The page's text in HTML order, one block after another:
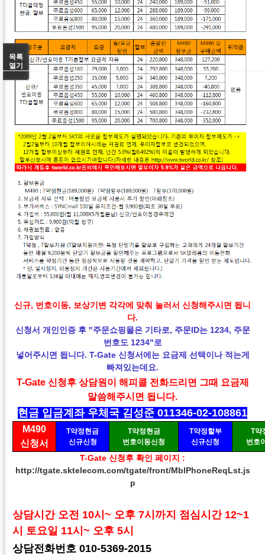
신규, 번호이동, 보상기변 각각에 맞춰 눌러서 신청해주시면 됩니
다.
신청서 개인인증 후 "주문쇼핑몰은 기타로, 주문ID는 1234, 주문
번호도 1234"로
넣어주시면 됩니다. T-Gate 신청서에는 요금제 선택이나 적는게
빠져있는데요.
T-Gate 신청후 상담원이 해피콜 전화드리면 그때 요금제
말씀해주시면 됩니다.
현금 입금계좌 우체국 김성준 011346-02-108861
M490
신청서
T약정현금
신규신청
T약정현금
번호이동신청
T약정할부
신규신청
T약
번호
T-Gate 신청후 확인 페이지 :
http://tgate.sktelecom.com/tgate/front/MblPhoneReqLst.js
p
상담시간 오전 10시~ 오후 7시까지 점심시간 12~1
시 토요일 11시~ 오후 5시
상담전화번호 010-5369-2015
목록
열기